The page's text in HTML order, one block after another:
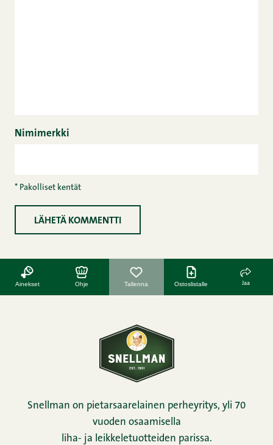
Nimimerkki
* Pakolliset kentät
Ainekset Ohje Tallenna Ostoslistalle Jaa
Snellman on pietarsaarelainen perheyritys, yli 70
vuoden osaamisella
liha- ja leikkeletuotteiden parissa.